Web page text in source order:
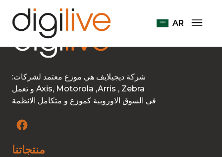
AR
:شركة ديجيلايف هي موزع معتمد لشركات
و تعمل Axis, Motorola ,Arris , Zebra
في السوق الاوروبية كموزع و متكامل الانظمة
منتجاتنا